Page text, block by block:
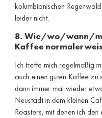
kolumbianischen
leider nicht.
8. Wie/wo/wann/
Kaffee
Ich treffe mich regelmäßig
auch einen guten Kaffee
dann immer mal wieder
Neustadt in dem kleinen
Roasters, mit denen ich